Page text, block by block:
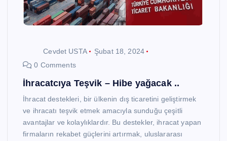
Cevdet USTA
Şubat 18, 2024
0 Comments
İhracatcıya Teşvik – Hibe yağacak ..
İhracat destekleri, bir ülkenin dış ticaretini geliştirmek
ve ihracatı teşvik etmek amacıyla sunduğu çeşitli
avantajlar ve kolaylıklardır. Bu destekler, ihracat yapan
firmaların rekabet güçlerini artırmak, uluslararası